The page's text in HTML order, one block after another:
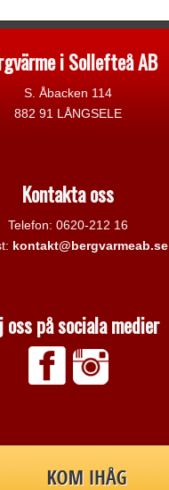
i Sollefteå AB
S. Åbacken 114
882 91 LÅNGSELE
Kontakta oss
Telefon: 0620-212 16
kontakt@bergvarmeab.se
oss på sociala medier